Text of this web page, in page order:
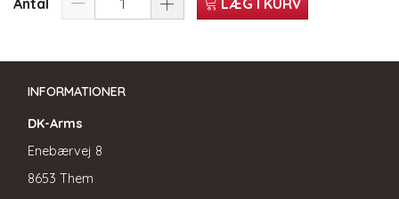
Antal LÆG I KURV
INFORMATIONER
DK-Arms
Enebærvej 8
8653 Them